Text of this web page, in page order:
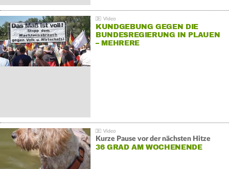
KUNDGEBUNG GEGEN DIE
BUNDESREGIERUNG IN PLAUEN
– MEHRERE
Kurze Pause vor der nächsten Hitze
36 GRAD AM WOCHENENDE